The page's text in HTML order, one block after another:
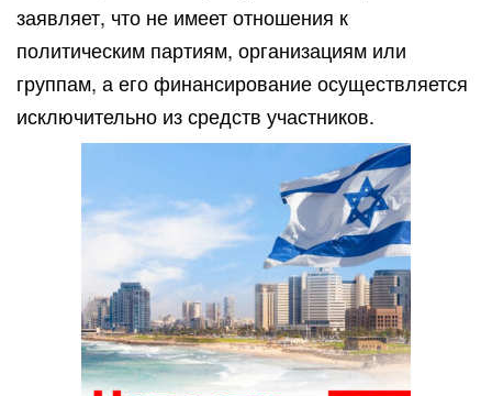
заявляет, что не имеет отношения к
политическим партиям, организациям или
группам, а его финансирование осуществляется
исключительно из средств участников.